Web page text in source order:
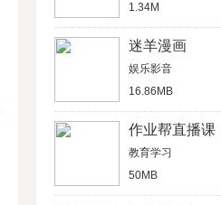
1.34M
迷羊漫画
娱乐影音
16.86MB
作业帮直播课
教育学习
50MB